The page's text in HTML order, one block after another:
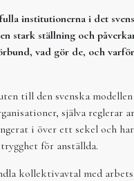
institutionerna i det
stark ställning och
vad gör de, och
till den svenska
själva reglerar
i över ett sekel och
för anställda.
kollektivavtal med